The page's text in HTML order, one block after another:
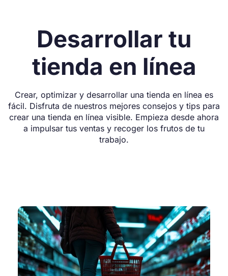
Desarrollar tu
tienda en línea
Crear, optimizar y desarrollar una tienda en línea es
fácil. Disfruta de nuestros mejores consejos y tips para
crear una tienda en línea visible. Empieza desde ahora
a impulsar tus ventas y recoger los frutos de tu
trabajo.